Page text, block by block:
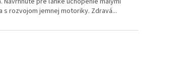
s rozvojom jemnej motoriky. Zdravá...